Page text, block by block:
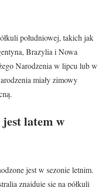
południowej, takich jak
Brazylia i Nowa
Narodzenia w lipcu lub w
miały zimowy
latem w
jest w sezonie letnim.
znajduje się na półkuli